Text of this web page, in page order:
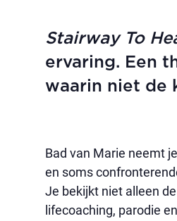
Stairway To
ervaring. Een
waarin niet de
Bad van Marie neemt
en soms
Je bekijkt niet alleen
lifecoaching, parodie